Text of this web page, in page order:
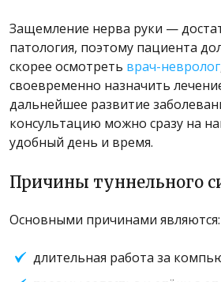
Защемление нерва руки —
патология, поэтому пациента
скорее осмотреть врач-невролог
своевременно назначить
дальнейшее развитие
консультацию можно сразу на
удобный день и время.
Причины туннельного
Основными причинами являются:
длительная работа за